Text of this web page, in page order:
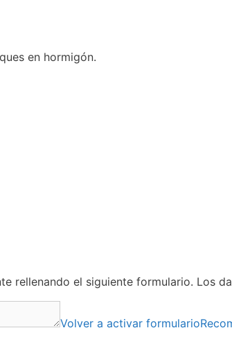
en hormigón.
rellenando el siguiente formulario. Los
Volver a activar formulario